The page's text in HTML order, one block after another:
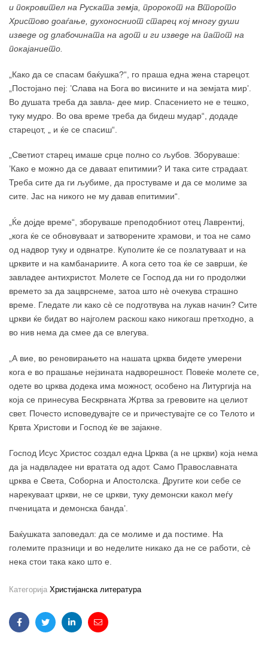
и покровител на Руската земја, пророкот на Второто
Христово доаѓање, духоносниот старец кој многу души
изведе од длабочината на адот и ги изведе на патот на
покајанието.
„Како да се спасам баќушка?“, го праша една жена старецот.
„Постојано пеј: ’Слава на Бога во висините и на земјата мир’.
Во душата треба да завла- дее мир. Спасението не е тешко,
туку мудро. Во ова време треба да бидеш мудар“, додаде
старецот, „ и ќе се спасиш“.
„Светиот старец имаше срце полно со љубов. Зборуваше:
’Како е можно да се даваат епитимии? И така сите страдаат.
Треба сите да ги љубиме, да простуваме и да се молиме за
сите. Јас на никого не му давав епитимии“.
„Ќе дојде време“, зборуваше преподобниот отец Лаврентиј,
„кога ќе се обновуваат и затворените храмови, и тоа не само
од надвор туку и одвнатре. Куполите ќе се позлатуваат и на
црквите и на камбанариите. А кога сето тоа ќе се заврши, ќе
завладее антихристот. Молете се Господ да ни го продолжи
времето за да зацврснеме, затоа што нè очекува страшно
време. Гледате ли како сè се подготвува на лукав начин? Сите
цркви ќе бидат во најголем раскош како никогаш претходно, а
во нив нема да смее да се влегува.
„А вие, во реновирањето на нашата црква бидете умерени
кога е во прашање нејзината надворешност. Повеќе молете се,
одете во црква додека има можност, особено на Литургија на
која се принесува Бескрвната Жртва за гревовите на целиот
свет. Почесто исповедувајте се и причестуваjте се со Телото и
Крвта Христови и Господ ќе ве зајакне.
Господ Исус Христос создал една Црква (а не цркви) која нема
да ја надвладее ни вратата од адот. Само Православната
црква е Света, Соборна и Апостолска. Другите кои себе се
нарекуваат цркви, не се цркви, туку демонски какол меѓу
пченицата и демонска банда’.
Баќушката заповедал: да се молиме и да постиме. На
големите празници и во неделите никако да не се работи, сè
нека стои така како што е.
Категорија Христијанска литература
FacebookTwitterLinkedinEmail